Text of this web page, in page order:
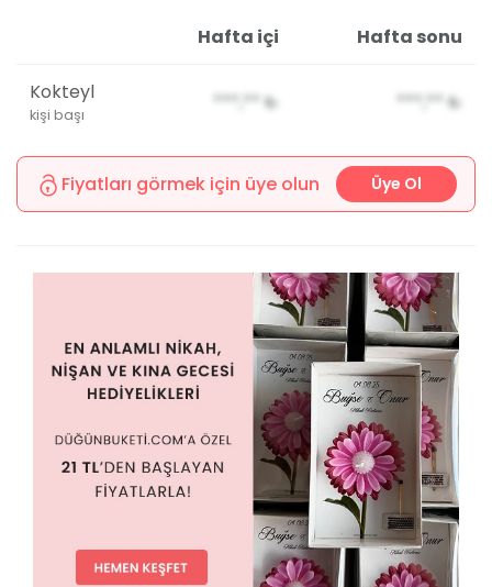
Hafta içi Hafta sonu
Kokteyl
kişi başı
***,** ₺ ***,** ₺
Fiyatları görmek için üye olun Üye Ol